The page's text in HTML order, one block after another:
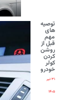
توصیه
های
مهم
قبل از
روشن
کردن
کولر
خودرو
۳۱ تیر
۱۴۰۵